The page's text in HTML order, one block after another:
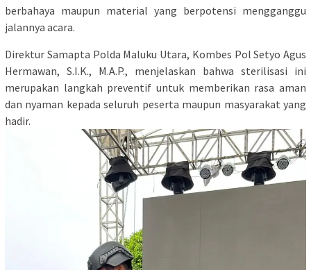
berbahaya maupun material yang berpotensi mengganggu
jalannya acara.
Direktur Samapta Polda Maluku Utara, Kombes Pol Setyo Agus
Hermawan, S.I.K., M.A.P., menjelaskan bahwa sterilisasi ini
merupakan langkah preventif untuk memberikan rasa aman
dan nyaman kepada seluruh peserta maupun masyarakat yang
hadir.